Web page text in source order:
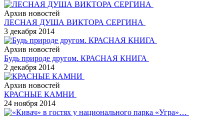
Архив новостей
ЛЕСНАЯ ДУША ВИКТОРА СЕРГИНА
3 декабря 2014
Архив новостей
Будь природе другом. КРАСНАЯ КНИГА
2 декабря 2014
Архив новостей
КРАСНЫЕ КАМНИ
24 ноября 2014